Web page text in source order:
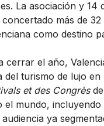
La asociación y 14
concertado más de
como destino
cerrar el año,
del turismo de lujo
et des Congrès
el mundo,
ya